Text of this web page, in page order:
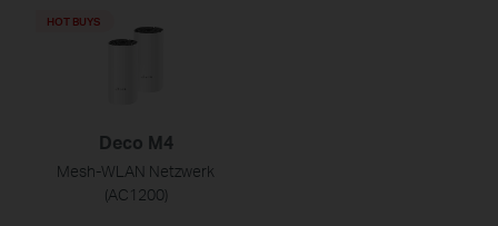
Deco M4
Mesh-WLAN Netzwerk
(AC1200)
HOT BUYS